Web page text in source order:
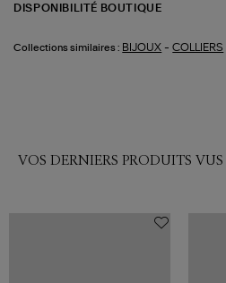
DISPONIBILITÉ BOUTIQUE
Collections similaires : BIJOUX -COLLIERS
VOS DERNIERS PRODUITS VUS